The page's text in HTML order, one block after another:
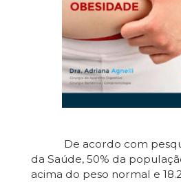
De acordo com
da Saúde, 50% da
acima do peso normal e